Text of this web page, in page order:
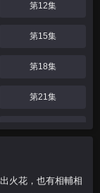
第12集
第15集
第18集
第21集
第24集
火花，也有相輔相